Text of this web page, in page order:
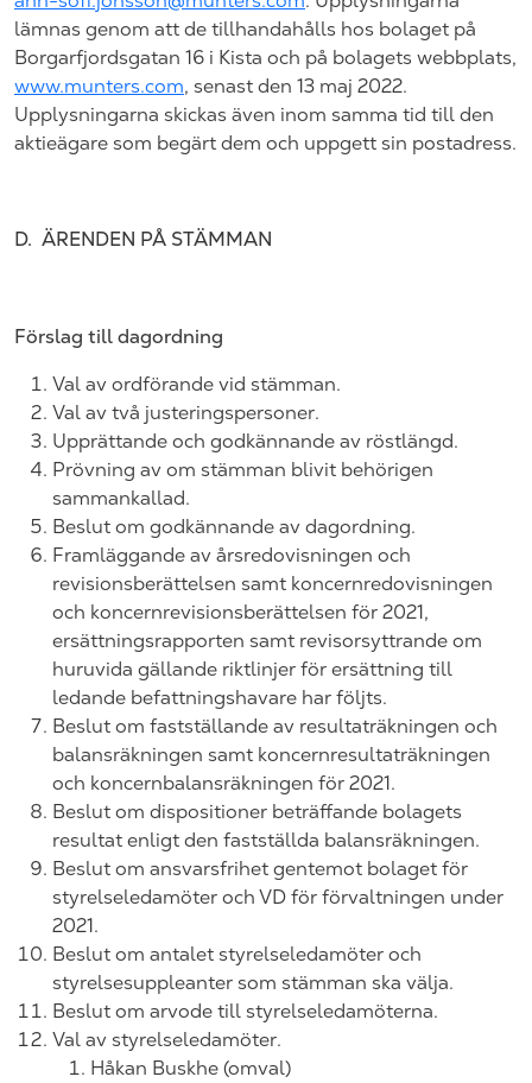
lämnas genom att de tillhandahålls hos bolaget på
Borgarfjordsgatan 16 i Kista och på bolagets webbplats,
www.munters.com, senast den 13 maj 2022.
Upplysningarna skickas även inom samma tid till den
aktieägare som begärt dem och uppgett sin postadress.
D. ÄRENDEN PÅ STÄMMAN
Förslag till dagordning
Val av ordförande vid stämman.
Val av två justeringspersoner.
Upprättande och godkännande av röstlängd.
Prövning av om stämman blivit behörigen
sammankallad.
Beslut om godkännande av dagordning.
Framläggande av årsredovisningen och
revisionsberättelsen samt koncernredovisningen
och koncernrevisionsberättelsen för 2021,
ersättningsrapporten samt revisorsyttrande om
huruvida gällande riktlinjer för ersättning till
ledande befattningshavare har följts.
Beslut om fastställande av resultaträkningen och
balansräkningen samt koncernresultaträkningen
och koncernbalansräkningen för 2021.
Beslut om dispositioner beträffande bolagets
resultat enligt den fastställda balansräkningen.
Beslut om ansvarsfrihet gentemot bolaget för
styrelseledamöter och VD för förvaltningen under
2021.
Beslut om antalet styrelseledamöter och
styrelsesuppleanter som stämman ska välja.
Beslut om arvode till styrelseledamöterna.
Val av styrelseledamöter.
Håkan Buskhe (omval)